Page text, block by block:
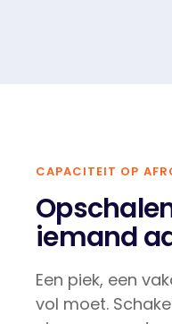
CAPACITEIT OP
iemand
Een piek, een
vol moet.